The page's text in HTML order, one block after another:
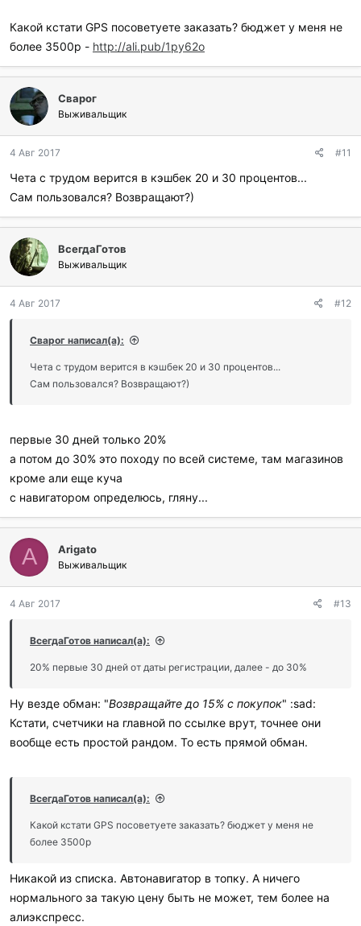
Какой кстати GPS посоветуете заказать? бюджет у меня не
более 3500р - http://ali.pub/1py62o
Сварог
Выживальщик
4 Авг 2017 #11
Чета с трудом верится в кэшбек 20 и 30 процентов...
Сам пользовался? Возвращают?)
ВсегдаГотов
Выживальщик
4 Авг 2017 #12
Сварог написал(а):
Чета с трудом верится в кэшбек 20 и 30 процентов...
Сам пользовался? Возвращают?)
первые 30 дней только 20%
а потом до 30% это походу по всей системе, там магазинов
кроме али еще куча
с навигатором определюсь, гляну...
A Arigato
Выживальщик
4 Авг 2017 #13
ВсегдаГотов написал(а):
20% первые 30 дней от даты регистрации, далее - до 30%
Ну везде обман: "Возвращайте до 15% с покупок" :sad:
Кстати, счетчики на главной по ссылке врут, точнее они
вообще есть простой рандом. То есть прямой обман.
ВсегдаГотов написал(а):
Какой кстати GPS посоветуете заказать? бюджет у меня не
более 3500р
Никакой из списка. Автонавигатор в топку. А ничего
нормального за такую цену быть не может, тем более на
алиэкспресс.